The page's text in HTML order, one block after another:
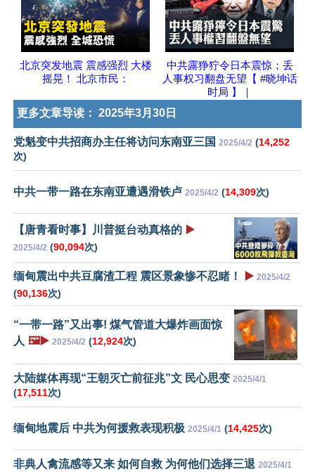
北京突发地震 震感强烈 大楼
摇晃！ 北京市民：
中共露狰狞令日本震惊；丢
人事权习翻盘无望【 #晓坤话
时局 】｜
更多文章导读： 2025年3月30日
党魁变中共招商办主任将访问东南亚三国 2025/4/2 (14,252
次)
中共一带一路在东南亚遭遇滑铁卢 2025/4/2 (14,309次)
【唐青看时事】川普挺台动真格的 ▶️
2025/4/2 (90,094次)
缅甸震出中共豆腐渣工程 震区景象惨不忍睹！ ▶️ 2025/4/2
(90,136次)
“一带一路”又出事! 煤气管道大爆炸画面惊
人 🖼️▶️ 2025/4/2 (12,924次)
大陆媒体再现“王朝灭亡前征兆”文 民心思变 2025/4/1
(17,511次)
缅甸地震后 中共为何援救表现积极 2025/4/1 (14,425次)
非典人禽流感等又来 如何自救 为何他们选择三退 2025/4/1